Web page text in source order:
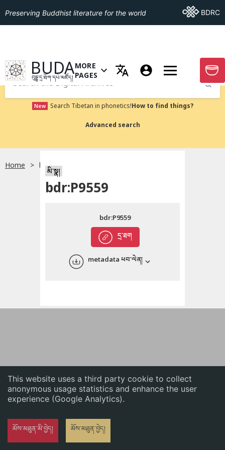
This website uses a third party cookie to collect
anonymous usage statistics and enhance the user
experience (Google Analytics).
མོས་མཐུན་མི་བྱེད། མོས་མཐུན་བྱེད།
English
Preserving Buddhist literature for the world Go ToBDRC
GO TO HOMEPAGE
BUDA
བུདྡྷ་དྲ་ཐོག་དཔེ་མཛོད།
OPEN MENU OF MORE PAGES
MORE
PAGES
GO
Submit
New Search Tibetan in phonetics!How to find things?
Advanced search
Home bdr:P9559
མི་སྣ།
bdr:P9559
དྲ་ཐག
bdr:P9559
metadata ཕབ་ལེན།